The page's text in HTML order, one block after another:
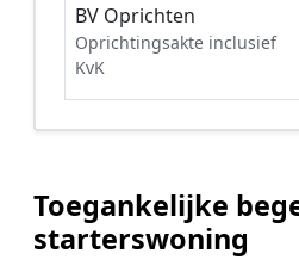
BV Oprichten
Oprichtingsakte inclusief
KvK
Toegankelijke
starterswoning